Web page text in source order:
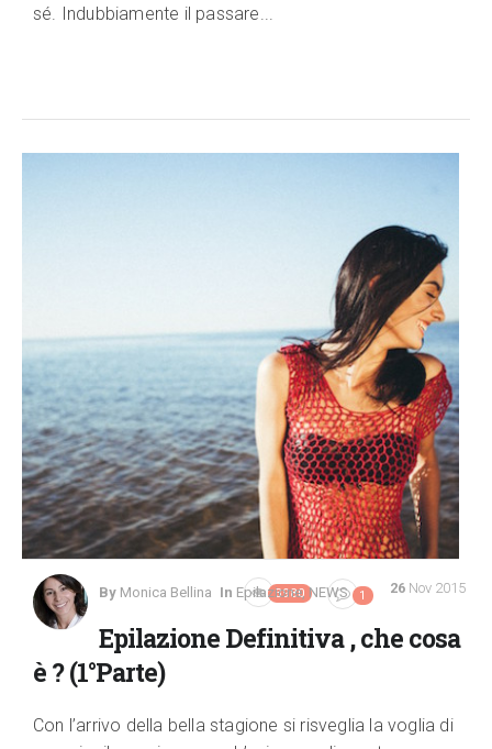
sé. Indubbiamente il passare...
By Monica Bellina 26 Nov 2015
In Epilazione, NEWS 1
3980
Epilazione Definitiva , che cosa
è ? (1°Parte)
Con l’arrivo della bella stagione si risveglia la voglia di